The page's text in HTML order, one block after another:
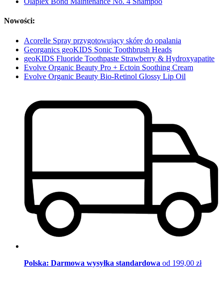
Nowości:
Acorelle Spray przygotowujący skórę do opalania
Georganics geoKIDS Sonic Toothbrush Heads
geoKIDS Fluoride Toothpaste Strawberry & Hydroxyapatite
Evolve Organic Beauty Pro + Ectoin Soothing Cream
Evolve Organic Beauty Bio-Retinol Glossy Lip Oil
Polska: Darmowa wysyłka standardowa od 199,00 zł